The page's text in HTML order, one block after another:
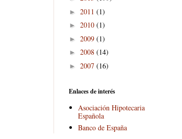
► 2011 (1)
► 2010 (1)
► 2009 (1)
► 2008 (14)
► 2007 (16)
Enlaces de interés
Asociación Hipotecaria
Española
Banco de España